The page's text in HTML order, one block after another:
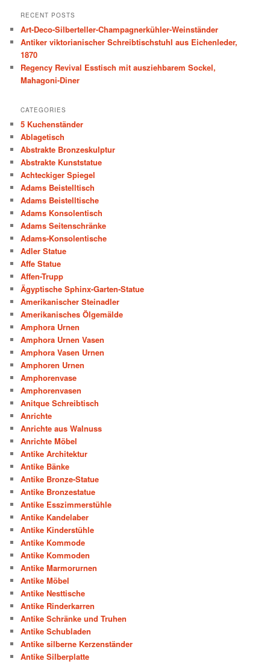
r
h
RECENT POSTS
Art-Deco-Silberteller-Champagnerkühler-Weinständer
Antiker viktorianischer Schreibtischstuhl aus Eichenleder,
1870
Regency Revival Esstisch mit ausziehbarem Sockel,
Mahagoni-Diner
CATEGORIES
5 Kuchenständer
Ablagetisch
Abstrakte Bronzeskulptur
Abstrakte Kunststatue
Achteckiger Spiegel
Adams Beistelltisch
Adams Beistelltische
Adams Konsolentisch
Adams Seitenschränke
Adams-Konsolentische
Adler Statue
Affe Statue
Affen-Trupp
Ägyptische Sphinx-Garten-Statue
Amerikanischer Steinadler
Amerikanisches Ölgemälde
Amphora Urnen
Amphora Urnen Vasen
Amphora Vasen Urnen
Amphoren Urnen
Amphorenvase
Amphorenvasen
Anitque Schreibtisch
Anrichte
Anrichte aus Walnuss
Anrichte Möbel
Antike Architektur
Antike Bänke
Antike Bronze-Statue
Antike Bronzestatue
Antike Esszimmerstühle
Antike Kandelaber
Antike Kinderstühle
Antike Kommode
Antike Kommoden
Antike Marmorurnen
Antike Möbel
Antike Nesttische
Antike Rinderkarren
Antike Schränke und Truhen
Antike Schubladen
Antike silberne Kerzenständer
Antike Silberplatte